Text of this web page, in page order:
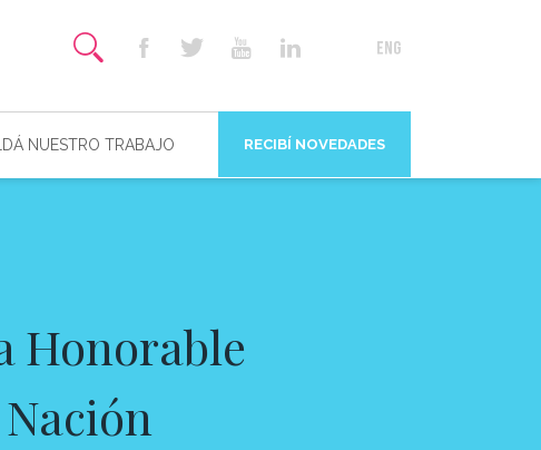
NUESTRO TRABAJO RECIBÍ NOVEDADES
Honorable